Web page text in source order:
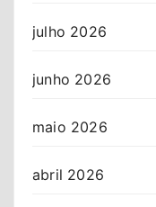
julho 2026
junho 2026
maio 2026
abril 2026